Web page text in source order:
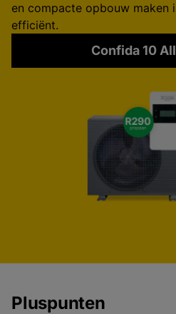
en compacte opbouw maken
efficiënt.
Confida 10
Pluspunten